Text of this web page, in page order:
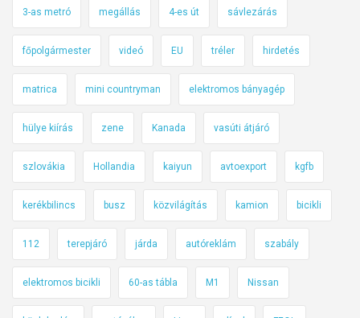
3-as metró megállás 4-es út sávlezárás
főpolgármester videó EU tréler hirdetés
matrica mini countryman elektromos bányagép
hülye kiírás zene Kanada vasúti átjáró
szlovákia Hollandia kaiyun avtoexport kgfb
kerékbilincs busz közvilágítás kamion bicikli
112 terepjáró járda autóreklám szabály
elektromos bicikli 60-as tábla M1 Nissan